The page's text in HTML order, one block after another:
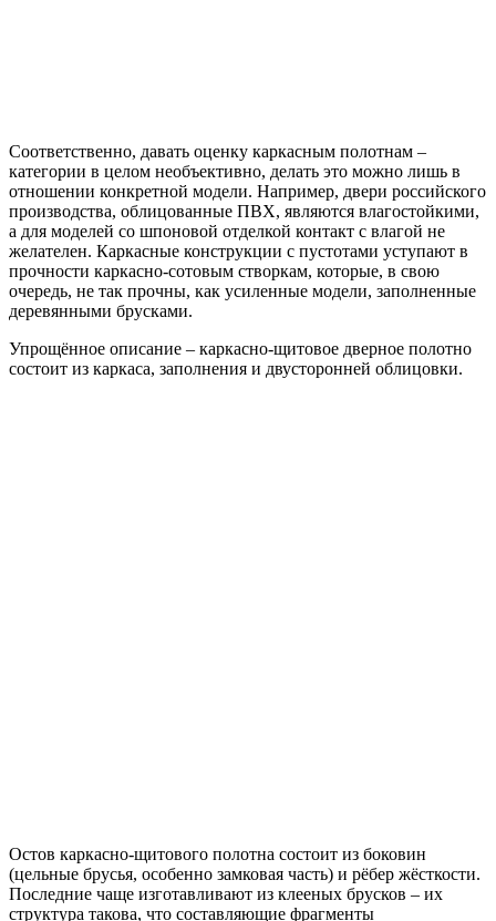
Соответственно, давать оценку каркасным полотнам –
категории в целом необъективно, делать это можно лишь в
отношении конкретной модели. Например, двери российского
производства, облицованные ПВХ, являются влагостойкими,
а для моделей со шпоновой отделкой контакт с влагой не
желателен. Каркасные конструкции с пустотами уступают в
прочности каркасно-сотовым створкам, которые, в свою
очередь, не так прочны, как усиленные модели, заполненные
деревянными брусками.
Упрощённое описание – каркасно-щитовое дверное полотно
состоит из каркаса, заполнения и двусторонней облицовки.
Остов каркасно-щитового полотна состоит из боковин
(цельные брусья, особенно замковая часть) и рёбер жёсткости.
Последние чаще изготавливают из клееных брусков – их
структура такова, что составляющие фрагменты